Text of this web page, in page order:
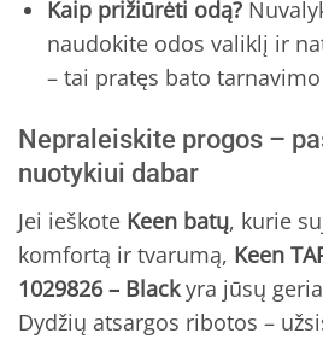
Kaip prižiūrėti odą?
naudokite odos valiklį ir
– tai pratęs bato
Nepraleiskite progos –
nuotykiui dabar
Jei ieškote Keen batų, kurie
komfortą ir tvarumą, Keen
1029826 – Blackyra jūsų
Dydžių atsargos ribotos –